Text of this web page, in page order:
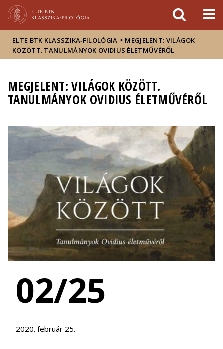
sajtóban
ELTE BTK KLASSZIKA‑FILOLÓGIA > MEGJELENT: VILÁGOK
KÖZÖTT. TANULMÁNYOK OVIDIUS ÉLETMŰVÉRŐL
MEGJELENT: VILÁGOK KÖZÖTT.
TANULMÁNYOK OVIDIUS ÉLETMŰVÉRŐL
02/25
2020. február 25. -